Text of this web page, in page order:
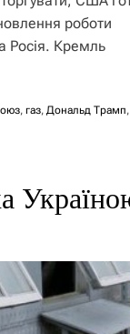
роботи
Росія. Кремль
, газ, Дональд Трамп,